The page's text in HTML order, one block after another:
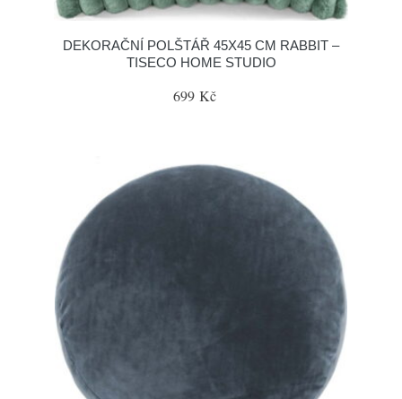
DEKORAČNÍ POLŠTÁŘ 45X45 CM RABBIT –
TISECO HOME STUDIO
699 Kč